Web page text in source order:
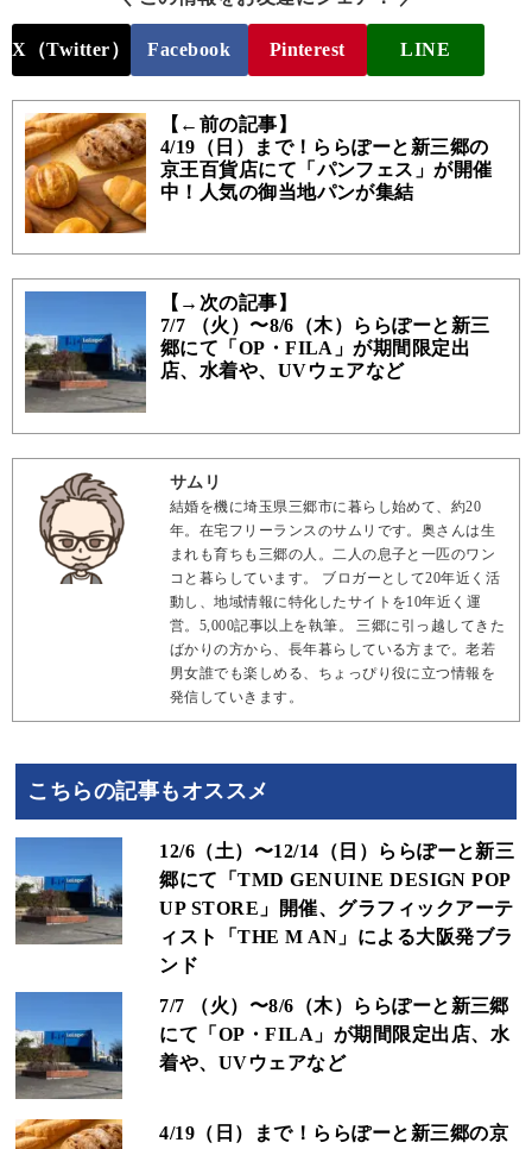
X（Twitter） Facebook Pinterest LINE
【←前の記事】
4/19（日）まで！ららぽーと新三郷の
京王百貨店にて「パンフェス」が開催
中！人気の御当地パンが集結
【→次の記事】
7/7 （火）〜8/6（木）ららぽーと新三
郷にて「OP・FILA」が期間限定出
店、水着や、UVウェアなど
サムリ
結婚を機に埼玉県三郷市に暮らし始めて、約20
年。在宅フリーランスのサムリです。奥さんは生
まれも育ちも三郷の人。二人の息子と一匹のワン
コと暮らしています。 ブロガーとして20年近く活
動し、地域情報に特化したサイトを10年近く運
営。5,000記事以上を執筆。 三郷に引っ越してきた
ばかりの方から、長年暮らしている方まで。老若
男女誰でも楽しめる、ちょっぴり役に立つ情報を
発信していきます。
こちらの記事もオススメ
12/6（土）〜12/14（日）ららぽーと新三
郷にて「TMD GENUINE DESIGN POP
UP STORE」開催、グラフィックアーテ
ィスト「THE M AN」による大阪発ブラ
ンド
7/7 （火）〜8/6（木）ららぽーと新三郷
にて「OP・FILA」が期間限定出店、水
着や、UVウェアなど
4/19（日）まで！ららぽーと新三郷の京